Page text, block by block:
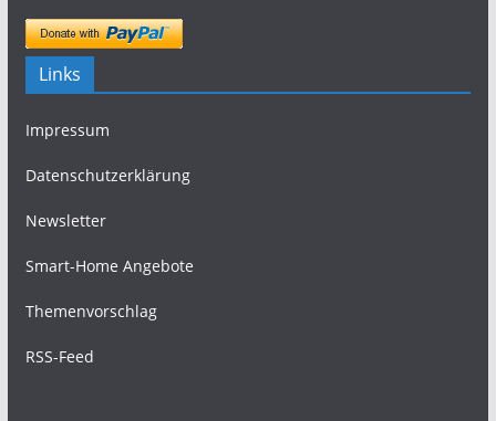
Links
Impressum
Datenschutzerklärung
Newsletter
Smart-Home Angebote
Themenvorschlag
RSS-Feed